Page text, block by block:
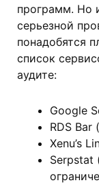
программ. Но
серьезной
понадобятся
список
аудите:
Google
RDS Bar
Xenu’s
Serpstat